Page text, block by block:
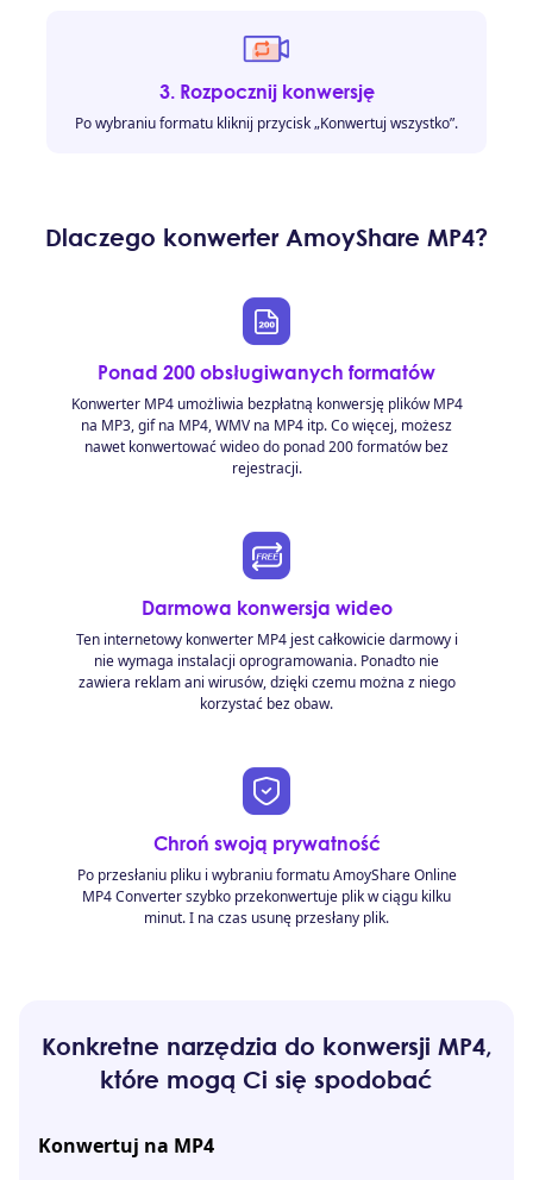
3. Rozpocznij konwersję
Po wybraniu formatu kliknij przycisk „Konwertuj wszystko”.
Dlaczego konwerter AmoyShare MP4?
Ponad 200 obsługiwanych formatów
Konwerter MP4 umożliwia bezpłatną konwersję plików MP4
na MP3, gif na MP4, WMV na MP4 itp. Co więcej, możesz
nawet konwertować wideo do ponad 200 formatów bez
rejestracji.
Darmowa konwersja wideo
Ten internetowy konwerter MP4 jest całkowicie darmowy i
nie wymaga instalacji oprogramowania. Ponadto nie
zawiera reklam ani wirusów, dzięki czemu można z niego
korzystać bez obaw.
Chroń swoją prywatność
Po przesłaniu pliku i wybraniu formatu AmoyShare Online
MP4 Converter szybko przekonwertuje plik w ciągu kilku
minut. I na czas usunę przesłany plik.
Konkretne narzędzia do konwersji MP4,
które mogą Ci się spodobać
Konwertuj na MP4